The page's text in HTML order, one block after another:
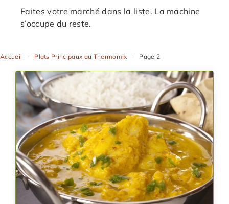
Faites votre marché dans la liste. La machine
s’occupe du reste.
Accueil - Plats Principaux au Thermomix - Page 2